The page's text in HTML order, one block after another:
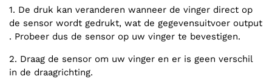
1. De druk kan veranderen wanneer de vinger direct op
de sensor wordt gedrukt, wat de gegevensuitvoer output
. Probeer dus de sensor op uw vinger te bevestigen.
2. Draag de sensor om uw vinger en er is geen verschil
in de draagrichting.